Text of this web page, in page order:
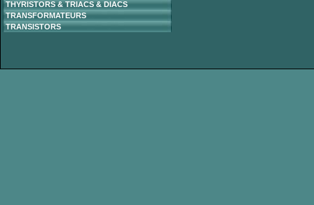
THYRISTORS & TRIACS & DIACS
TRANSFORMATEURS
TRANSISTORS